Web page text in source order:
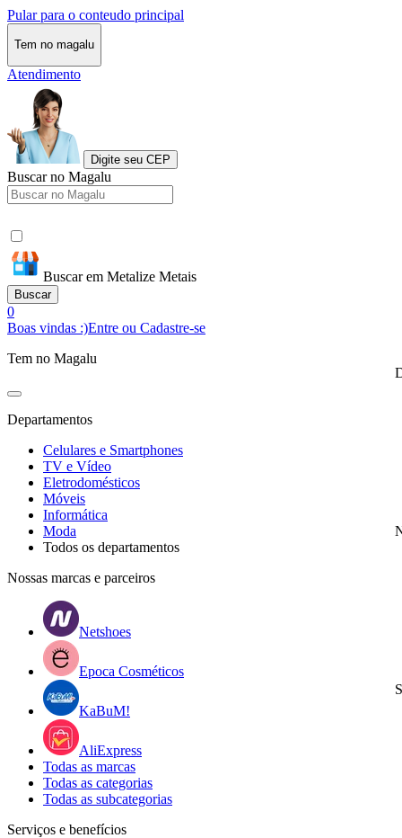
Pular para o conteudo principal
Tem no magalu
Atendimento
Digite seu CEP
Buscar no Magalu
Buscar em Metalize Metais
Buscar
0
Boas vindas :)Entre ou Cadastre-se
Tem no Magalu
Departamentos
Celulares e Smartphones
TV e Vídeo
Eletrodomésticos
Móveis
Informática
Moda
Todos os departamentos
Nossas marcas e parceiros
Netshoes
Epoca Cosméticos
KaBuM!
AliExpress
Todas as marcas
Todas as categorias
Todas as subcategorias
Serviços e benefícios